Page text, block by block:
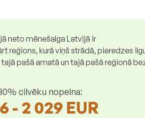
neto mēnešalga Latvijā ir
reģions, kurā viņš strādā, pieredzes
pašā amatā un tajā pašā reģionā
cilvēku nopelna:
- 2 029 EUR